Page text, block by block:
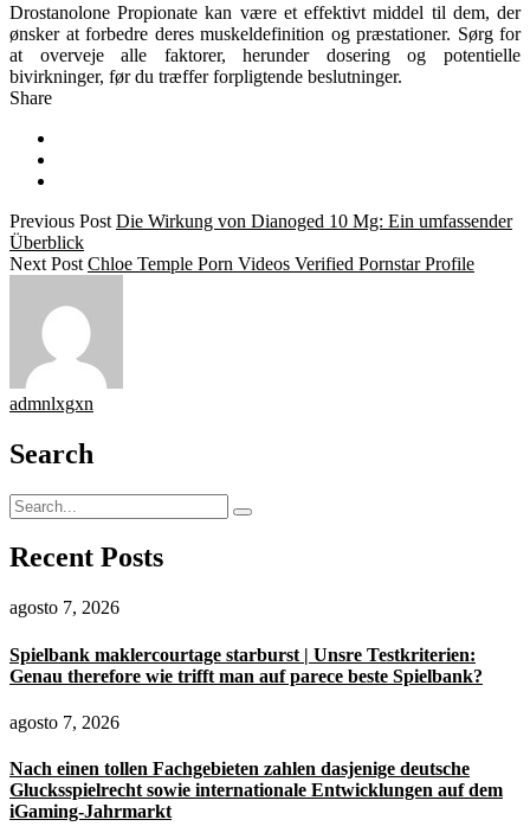
Drostanolone Propionate kan være et effektivt middel til dem, der
ønsker at forbedre deres muskeldefinition og præstationer. Sørg for
at overveje alle faktorer, herunder dosering og potentielle
bivirkninger, før du træffer forpligtende beslutninger.
Share
Previous Post Die Wirkung von Dianoged 10 Mg: Ein umfassender
Überblick
Next Post Chloe Temple Porn Videos Verified Pornstar Profile
admnlxgxn
Search
Recent Posts
agosto 7, 2026
Spielbank maklercourtage starburst | Unsre Testkriterien:
Genau therefore wie trifft man auf parece beste Spielbank?
agosto 7, 2026
Nach einen tollen Fachgebieten zahlen dasjenige deutsche
Glucksspielrecht sowie internationale Entwicklungen auf dem
iGaming-Jahrmarkt